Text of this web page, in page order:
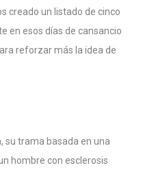
creado un listado de cinco
en esos días de cansancio
reforzar más la idea de
su trama basada en una
hombre con esclerosis